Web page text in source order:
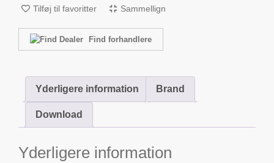
Tilføj til favoritter Sammellign
Find forhandlere
Yderligere information Brand
Download
Yderligere information